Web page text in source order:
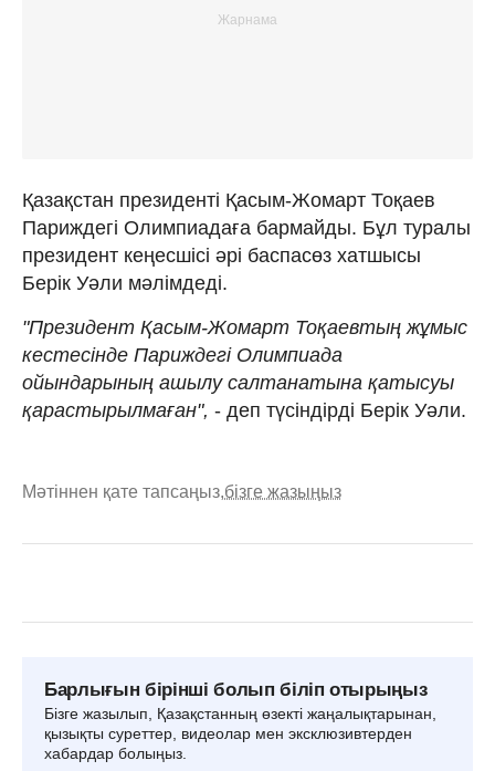
Қазақстан президенті Қасым-Жомарт Тоқаев
Париждегі Олимпиадаға бармайды. Бұл туралы
президент кеңесшісі әрі баспасөз хатшысы
Берік Уәли мәлімдеді.
"Президент Қасым-Жомарт Тоқаевтың жұмыс
кестесінде Париждегі Олимпиада
ойындарының ашылу салтанатына қатысуы
қарастырылмаған", - деп түсіндірді Берік Уәли.
Мәтіннен қате тапсаңыз,бізге жазыңыз
Барлығын бірінші болып біліп отырыңыз
Бізге жазылып, Қазақстанның өзекті жаңалықтарынан,
қызықты суреттер, видеолар мен эксклюзивтерден
хабардар болыңыз.